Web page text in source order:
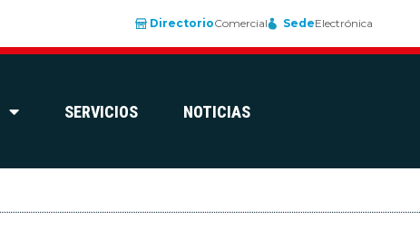
DirectorioComercial SedeElectrónica
SERVICIOS NOTICIAS